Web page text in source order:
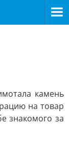
камень
на товар
знакомого за